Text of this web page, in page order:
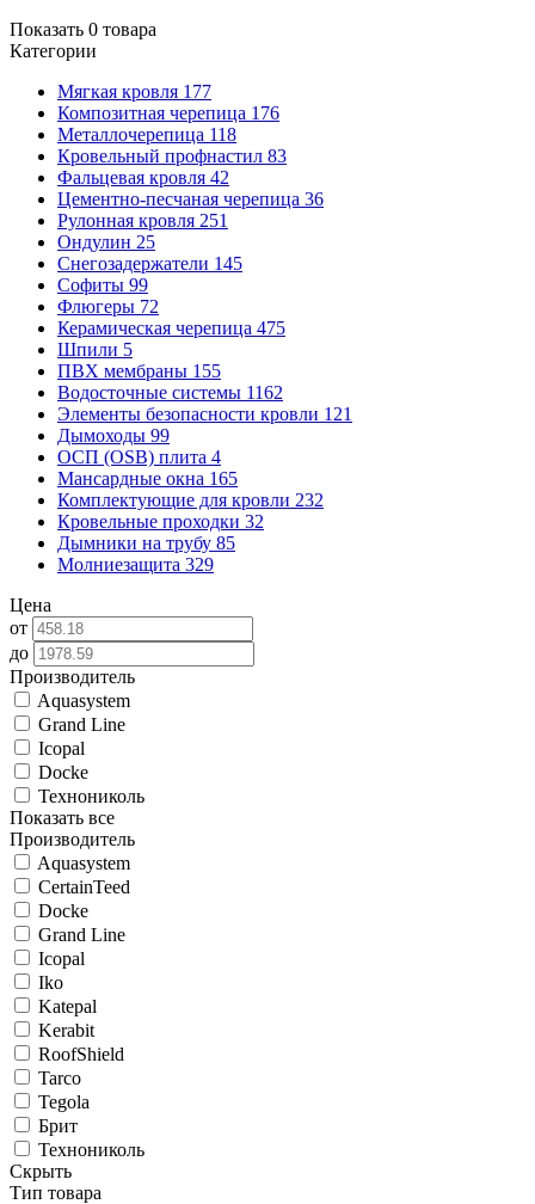
Показать 0 товара
Категории
Мягкая кровля 177
Композитная черепица 176
Металлочерепица 118
Кровельный профнастил 83
Фальцевая кровля 42
Цементно-песчаная черепица 36
Рулонная кровля 251
Ондулин 25
Снегозадержатели 145
Софиты 99
Флюгеры 72
Керамическая черепица 475
Шпили 5
ПВХ мембраны 155
Водосточные системы 1162
Элементы безопасности кровли 121
Дымоходы 99
ОСП (OSB) плита 4
Мансардные окна 165
Комплектующие для кровли 232
Кровельные проходки 32
Дымники на трубу 85
Молниезащита 329
Цена
от
до
Производитель
Aquasystem
Grand Line
Icopal
Docke
Технониколь
Показать все
Производитель
Aquasystem
CertainTeed
Docke
Grand Line
Icopal
Iko
Katepal
Kerabit
RoofShield
Tarco
Tegola
Брит
Технониколь
Скрыть
Тип товара